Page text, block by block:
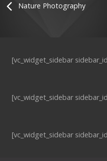
Nature Photography
[vc_widget_sidebar
[vc_widget_sidebar
[vc_widget_sidebar